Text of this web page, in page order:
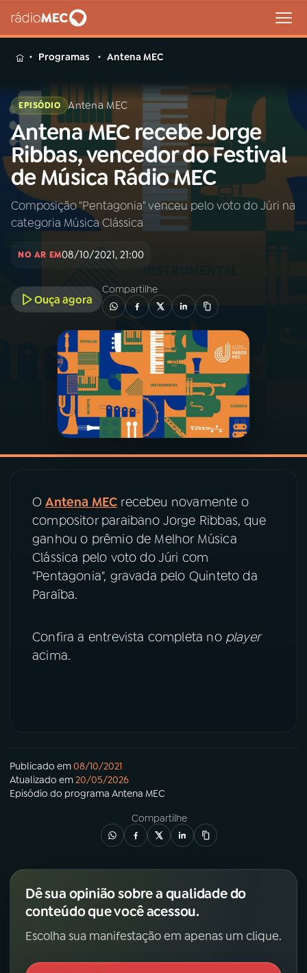
MENU
Buscar
na
Rádio
MEC
Buscar
Início AO VIVO
INÍCIO
A RÁDIO
PROGRAMAÇÃO
PROGRAMAS
PODCASTS
07ÚLTIMAS
08PRÊMIO RÁDIO MEC
YouTube Facebook
Programas Antena MEC
EPISÓDIO Antena MEC
Antena MEC recebe Jorge
Ribbas, vencedor do Festival
de Música Rádio MEC
Composição "Pentagonia" venceu pelo voto do Júri na
categoria Música Clássica
NO AR EM08/10/2021, 21:00
Ouça agora
Compartilhe
OAntena MEC recebeu novamente o
compositor paraibano Jorge Ribbas, que
ganhou o prêmio de Melhor Música
Clássica pelo voto do Júri com
"Pentagonia", gravada pelo Quinteto da
Paraíba.
Confira a entrevista completa no player
acima.
Publicado em08/10/2021
Atualizado em20/05/2026
Episódio do programa Antena MEC
Compartilhe
Dê sua opinião sobre a qualidade do
conteúdo que você acessou.
Escolha sua manifestação em apenas um clique.